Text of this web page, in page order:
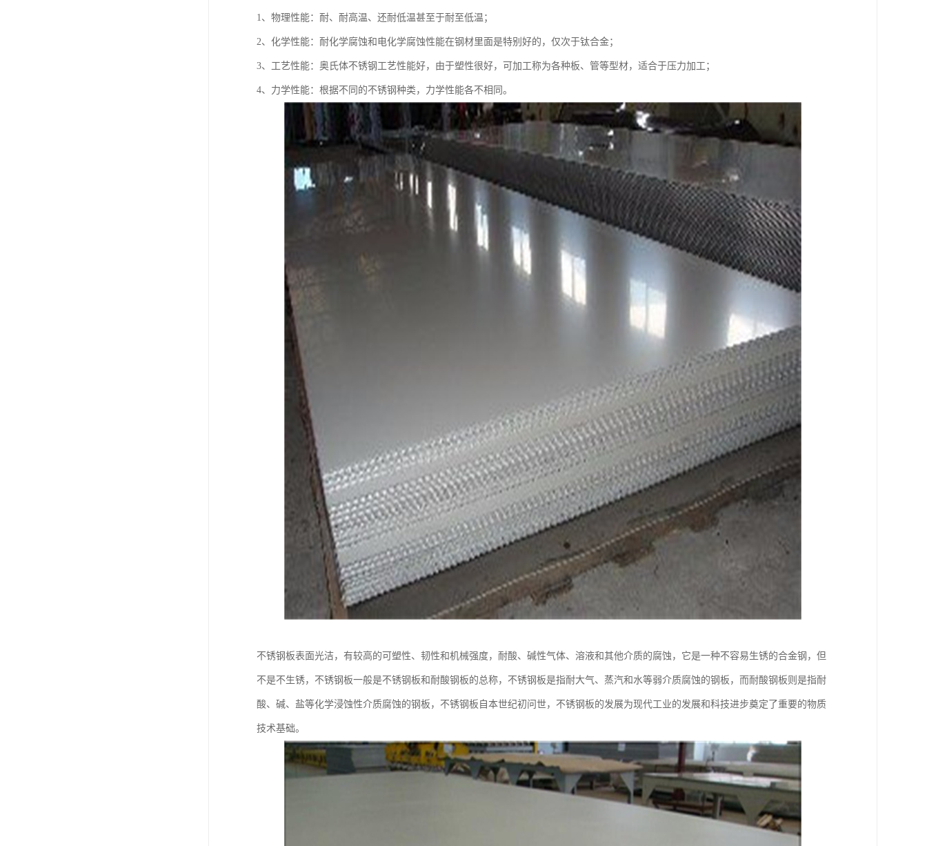
1、物理性能：耐、耐高温、还耐低温甚至于耐至低温；
2、化学性能：耐化学腐蚀和电化学腐蚀性能在钢材里面是特别好的，仅次于钛合金；
3、工艺性能：奥氏体不锈钢工艺性能好，由于塑性很好，可加工称为各种板、管等型材，适合于压力加工；
4、力学性能：根据不同的不锈钢种类，力学性能各不相同。
不锈钢板表面光洁，有较高的可塑性、韧性和机械强度，耐酸、碱性气体、溶液和其他介质的腐蚀，它是一种不容易生锈的合金钢，但
不是不生锈，不锈钢板一般是不锈钢板和耐酸钢板的总称，不锈钢板是指耐大气、蒸汽和水等弱介质腐蚀的钢板，而耐酸钢板则是指耐
酸、碱、盐等化学浸蚀性介质腐蚀的钢板，不锈钢板自本世纪初问世，不锈钢板的发展为现代工业的发展和科技进步奠定了重要的物质
技术基础。